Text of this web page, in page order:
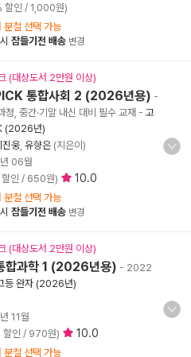
할인 / 1,000원)
분철 선택 가능
잠들기전 배송 변경
(대상도서 2만원 이상)
통합사회 2 (2026년용) -
, 중간·기말 내신 대비 필수 교재 - 고
(2026년)
진웅 유향은 (지은이)
06월
인 / 650원) 10.0
분철 선택 가능
잠들기전 배송 변경
(대상도서 2만원 이상)
합과학 1 (2026년용) - 2022
등 완자 (2026년)
11월
할인 / 970원) 10.0
분철 선택 가능